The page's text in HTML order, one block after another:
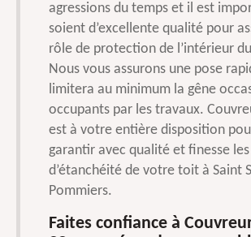
agressions du temps et il est
soient d’excellente qualité pour
rôle de protection de l’intérieur
Nous vous assurons une pose
limitera au minimum la gêne
occupants par les travaux.
est à votre entière disposition
garantir avec qualité et finesse
d’étanchéité de votre toit à Saint
Pommiers.
Faites confiance à